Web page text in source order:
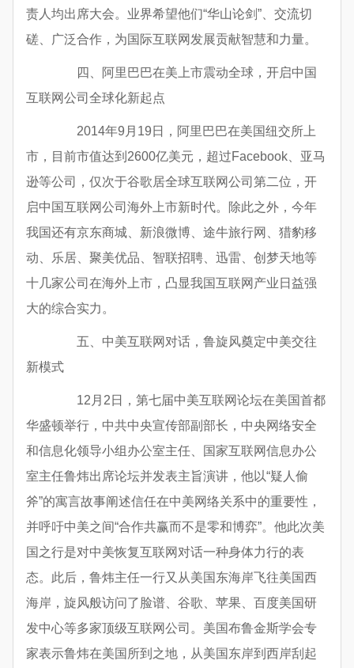
责人均出席大会。业界希望他们“华山论剑”、交流切
磋、广泛合作，为国际互联网发展贡献智慧和力量。
四、阿里巴巴在美上市震动全球，开启中国
互联网公司全球化新起点
2014年9月19日，阿里巴巴在美国纽交所上
市，目前市值达到2600亿美元，超过Facebook、亚马
逊等公司，仅次于谷歌居全球互联网公司第二位，开
启中国互联网公司海外上市新时代。除此之外，今年
我国还有京东商城、新浪微博、途牛旅行网、猎豹移
动、乐居、聚美优品、智联招聘、迅雷、创梦天地等
十几家公司在海外上市，凸显我国互联网产业日益强
大的综合实力。
五、中美互联网对话，鲁旋风奠定中美交往
新模式
12月2日，第七届中美互联网论坛在美国首都
华盛顿举行，中共中央宣传部副部长，中央网络安全
和信息化领导小组办公室主任、国家互联网信息办公
室主任鲁炜出席论坛并发表主旨演讲，他以“疑人偷
斧”的寓言故事阐述信任在中美网络关系中的重要性，
并呼吁中美之间“合作共赢而不是零和博弈”。他此次美
国之行是对中美恢复互联网对话一种身体力行的表
态。此后，鲁炜主任一行又从美国东海岸飞往美国西
海岸，旋风般访问了脸谱、谷歌、苹果、百度美国研
发中心等多家顶级互联网公司。美国布鲁金斯学会专
家表示鲁炜在美国所到之地，从美国东岸到西岸刮起